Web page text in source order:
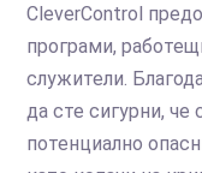
CleverControl
програми,
служители.
да сте сигурни, че
потенциално